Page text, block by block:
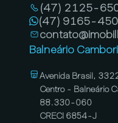
(47) 2125-
(47) 9165-
Balneário
Avenida Brasil,
Centro - Balneário
88.330-060
CRECI 6854-J